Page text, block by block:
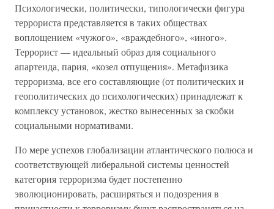
Психологически, политически, типологически фигура
террориста представляется в таких обществах
воплощением «чужого», «враждебного», «иного».
Террорист — идеальный образ для социального
апартеида, пария, «козел отпущения». Метафизика
терроризма, все его составляющие (от политических и
геополитических до психологических) принадлежат к
комплексу установок, жестко вынесенных за скобки
социальными нормативами.
По мере успехов глобализации атлантического полюса и
соответствующей либеральной системы ценностей
категория терроризма будет постепенно
эволюционировать, расширяться и подозрения в